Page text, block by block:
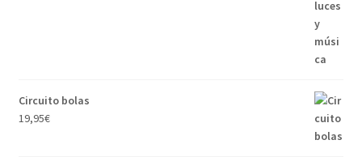
Circuito bolas
19,95€